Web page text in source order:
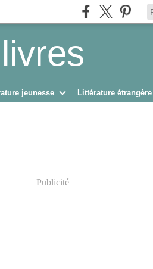
jeunesse Littérature étrangère
Publicité